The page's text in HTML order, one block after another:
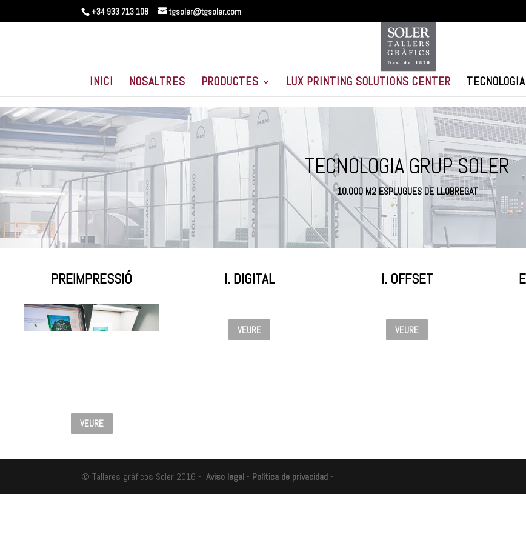
+34 933 713 108 tgsoler@tgsoler.com
INICI NOSALTRES PRODUCTES LUX PRINTING SOLUTIONS CENTER TECNOLOGIA
TECNOLOGIA GRUP SOLER
10.000 M2 ESPLUGUES DE LLOBREGAT
PREIMPRESSIÓ
VEURE
I. DIGITAL
VEURE
I. OFFSET
VEURE
© Talleres gráficos Soler 2016 -Aviso legal - Política de privacidad -